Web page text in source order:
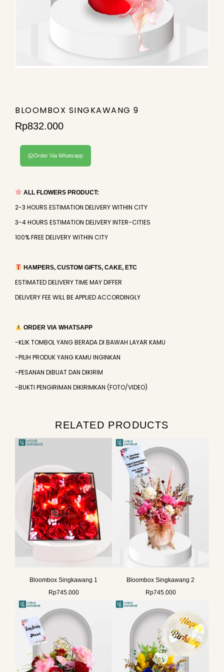
BLOOMBOX SINGKAWANG 9
Rp832.000
Order Via Whatsapp
ALL FLOWERS PRODUCT:
2-3 HOURS ESTIMATION DELIVERY WITHIN CITY
3-4 HOURS ESTIMATION DELIVERY INTER-CITIES
100% FREE DELIVERY WITHIN CITY
HAMPERS, CUSTOM GIFTS, CAKE, ETC
ESTIMATED DELIVERY TIME MAY DIFFER
DELIVERY FEE WILL BE APPLIED ACCORDINGLY
ORDER VIA WHATSAPP
-KLIK TOMBOL YANG BERADA DI BAWAH LAYAR KAMU
-PILIH PRODUK YANG KAMU INGINKAN
-PESANAN DIBUAT DAN DIKIRIM
-BUKTI PENGIRIMAN DIKIRIMKAN (FOTO/VIDEO)
RELATED PRODUCTS
Bloombox Singkawang 1
Rp745.000
Bloombox Singkawang 2
Rp745.000